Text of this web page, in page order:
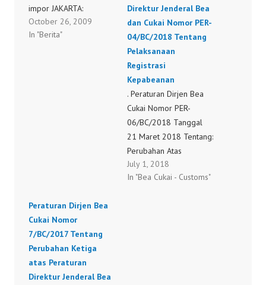
impor JAKARTA:
Pengetatan dokumen BC
1.1 atau inward
Tertahannya…
October 26, 2009
In "Berita"
Direktur Jenderal Bea
dan Cukai Nomor PER-
04/BC/2018 Tentang
Pelaksanaan
Registrasi
Kepabeanan
. Peraturan Dirjen Bea
Cukai Nomor PER-
06/BC/2018 Tanggal
21 Maret 2018 Tentang:
Perubahan Atas
Peraturan Direktur
Jenderal Bea dan Cukai
July 1, 2018
In "Bea Cukai - Customs"
Peraturan Dirjen Bea
Cukai Nomor
7/BC/2017 Tentang
Perubahan Ketiga
atas Peraturan
Direktur Jenderal Bea